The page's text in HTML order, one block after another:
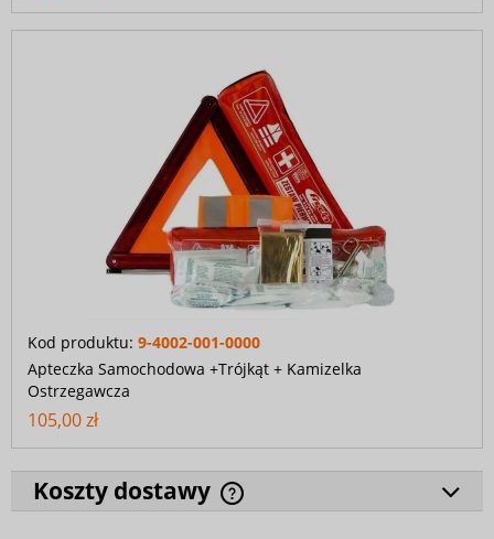
Kod produktu: 9-4002-001-0000
Apteczka Samochodowa +Trójkąt + Kamizelka
Ostrzegawcza
105,00 zł
Koszty dostawy